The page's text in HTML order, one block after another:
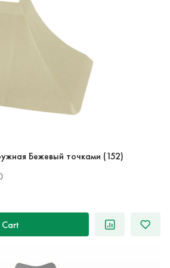
Бежевый точками (152)
Cart